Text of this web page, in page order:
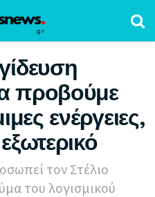
προβούμε
ενέργειες,
τον Στέλιο
του λογισμικού